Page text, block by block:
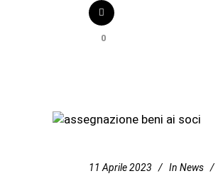
0
11 Aprile 2023 In News